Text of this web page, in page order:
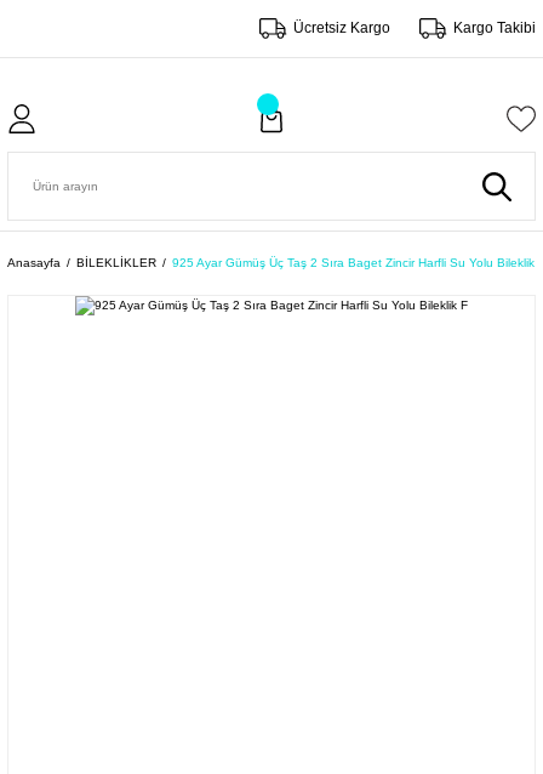
Ücretsiz Kargo Kargo Takibi
Anasayfa BİLEKLİKLER 925 Ayar Gümüş Üç Taş 2 Sıra Baget Zincir Harfli Su Yolu Bileklik